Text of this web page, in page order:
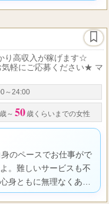
り高収入が稼げます☆
軽にご応募ください★ マ
～24:00
いOK ◾️90 分 12,00...
歳～ 50 歳くらいまでの女性
のペースでお仕事がで
。難しいサービスも不
身ともに無理なくあな